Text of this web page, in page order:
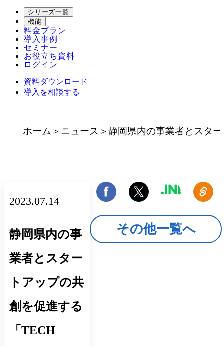
シリーズ一覧
機能
料金プラン
導入事例
セミナー
お役立ち資料
ログイン
資料ダウンロード
導入を相談する
ホーム ニュース 静岡県内の事業者とスタ
2023.07.14
静岡県内の事
業者とスター
トアップの共
創を促進する
「TECH
その他一覧へ